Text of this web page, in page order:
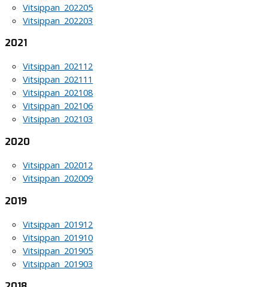
Vitsippan_202205
Vitsippan_202203
2021
Vitsippan_202112
Vitsippan_202111
Vitsippan_202108
Vitsippan_202106
Vitsippan_202103
2020
Vitsippan_202012
Vitsippan_202009
2019
Vitsippan_201912
Vitsippan_201910
Vitsippan_201905
Vitsippan_201903